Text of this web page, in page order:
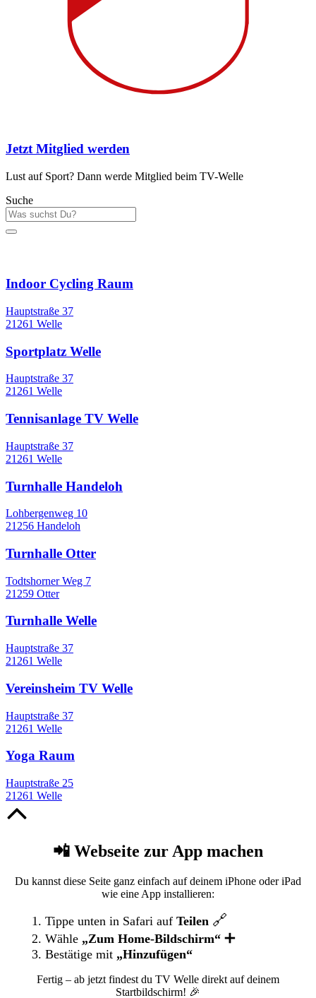
Jetzt Mitglied werden
Lust auf Sport? Dann werde Mitglied beim TV-Welle
Suche
Indoor Cycling Raum
Hauptstraße 37
21261 Welle
Sportplatz Welle
Hauptstraße 37
21261 Welle
Tennisanlage TV Welle
Hauptstraße 37
21261 Welle
Turnhalle Handeloh
Lohbergenweg 10
21256 Handeloh
Turnhalle Otter
Todtshorner Weg 7
21259 Otter
Turnhalle Welle
Hauptstraße 37
21261 Welle
Vereinsheim TV Welle
Hauptstraße 37
21261 Welle
Yoga Raum
Hauptstraße 25
21261 Welle
Nach
oben
📲 Webseite zur App machen
Du kannst diese Seite ganz einfach auf deinem iPhone oder iPad
wie eine App installieren:
Tippe unten in Safari auf Teilen 🔗
Wähle „Zum Home-Bildschirm“ ➕
Bestätige mit „Hinzufügen“
Fertig – ab jetzt findest du TV Welle direkt auf deinem
Startbildschirm! 🎉